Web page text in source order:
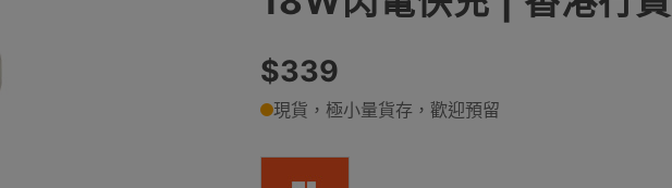
$339
現貨，極小量貨存，歡迎預留